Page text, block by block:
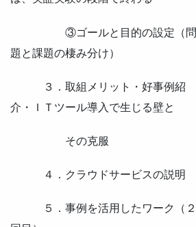
③ゴールと目的の設定（問
題と課題の棲み分け）
３．取組メリット・好事例紹
介・ＩＴツール導入で生じる壁と
その克服
４．クラウドサービスの説明
５．事例を活用したワーク（２